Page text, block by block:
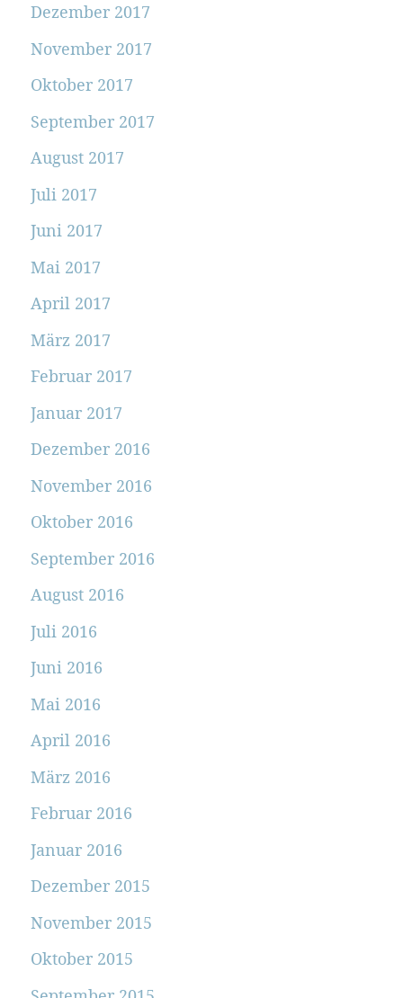
Dezember 2017
November 2017
Oktober 2017
September 2017
August 2017
Juli 2017
Juni 2017
Mai 2017
April 2017
März 2017
Februar 2017
Januar 2017
Dezember 2016
November 2016
Oktober 2016
September 2016
August 2016
Juli 2016
Juni 2016
Mai 2016
April 2016
März 2016
Februar 2016
Januar 2016
Dezember 2015
November 2015
Oktober 2015